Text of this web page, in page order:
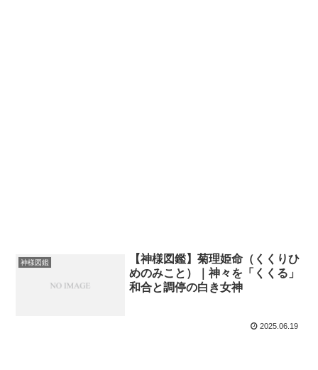
神様図鑑
【神様図鑑】菊理姫命（くくりひ
めのみこと）｜神々を「くくる」
和合と調停の白き女神
2025.06.19